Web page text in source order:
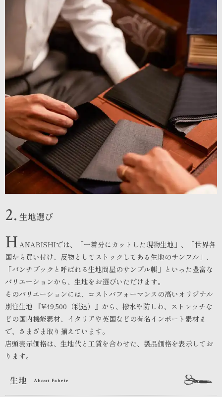
2. 生地選び
H ANABISHIでは、「一着分にカットした現物生地」、「世界各
国から買い付け、反物としてストックしてある生地のサンプル」、
「バンチブックと呼ばれる生地問屋のサンプル帳」といった豊富な
バリエーションから、生地をお選びいただけます。
そのバリエーションには、コストパフォーマンスの高いオリジナル
別注生地 『¥49,500（税込）』から、撥水や防しわ、ストレッチな
どの国内機能素材、イタリアや英国などの有名インポート素材ま
で、さまざま取り揃えています。
店頭表示価格は、生地代と工賃を合わせた、製品価格を表示してお
ります。
生地 About Fabric